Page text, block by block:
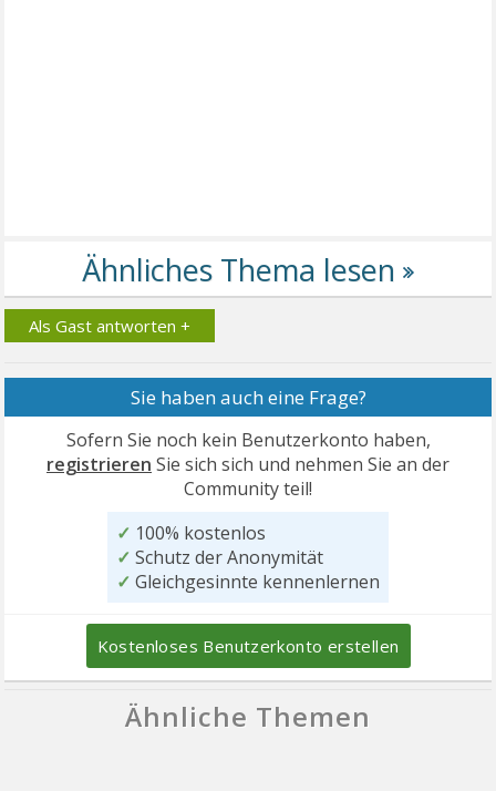
Als Gast antworten +
Sie haben auch eine Frage?
Sofern Sie noch kein Benutzerkonto haben,
registrieren Sie sich sich und nehmen Sie an der
Community teil!
✓ 100% kostenlos
✓ Schutz der Anonymität
✓ Gleichgesinnte kennenlernen
Kostenloses Benutzerkonto erstellen
Ähnliche Themen